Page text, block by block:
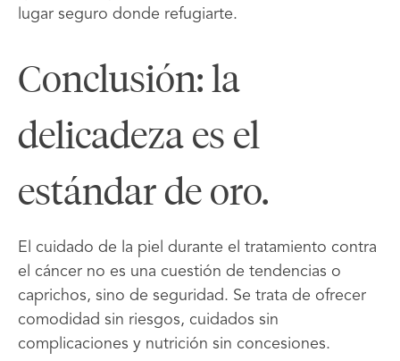
lugar seguro donde refugiarte.
Conclusión: la
delicadeza es el
estándar de oro.
El cuidado de la piel durante el tratamiento contra
el cáncer no es una cuestión de tendencias o
caprichos, sino de seguridad. Se trata de ofrecer
comodidad sin riesgos, cuidados sin
complicaciones y nutrición sin concesiones.